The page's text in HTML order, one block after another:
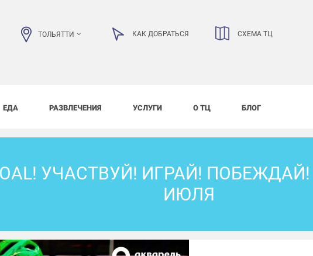
ТОЛЬЯТТИ КАК ДОБРАТЬСЯ СХЕМА ТЦ
ЕДА РАЗВЛЕЧЕНИЯ УСЛУГИ О ТЦ БЛОГ
УЧАСТВУЙ! ИГРАЙ!
ИЮЛЯ